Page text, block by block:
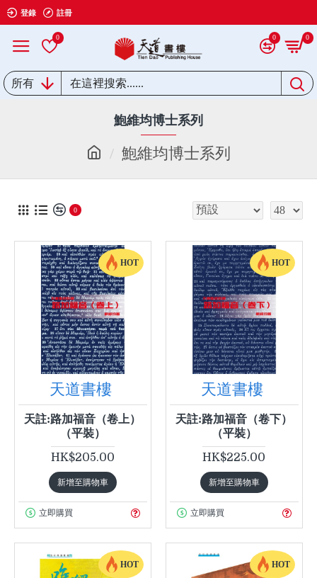
登錄 註冊
0 0 0
所有
鮑維均博士系列
鮑維均博士系列
0
HOT
天道書樓
天註:路加福音（卷上）
（平裝）
HK$205.00
新增至購物車
立即購買
HOT
天道書樓
天註:路加福音（卷下）
（平裝）
HK$225.00
新增至購物車
立即購買
HOT HOT